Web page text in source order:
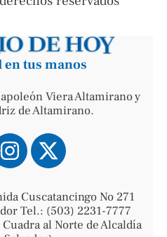
en tus manos
Viera Altamirano y
de Altamirano.
Cuscatancingo No 271
Tel.: (503) 2231-7777
al Norte de Alcaldía